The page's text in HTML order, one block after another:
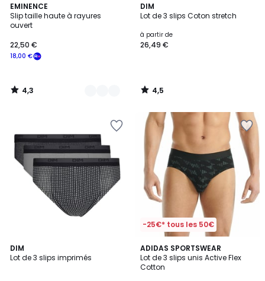
EMINENCE
Slip taille haute à rayures
ouvert
18,00 €
22,50 €
4,3
/ 5
2
Couleurs
4,3
/
DIM
Lot de 3 slips Coton stretch
à partir de
26,49 €
4,5
/ 5
4,5
/
DIM
Lot de 3 slips imprimés
4,8
/ 5
3
Couleurs
-25€* tous les 50€
ADIDAS SPORTSWEAR
Lot de 3 slips unis Active Flex
Cotton
5
/
5